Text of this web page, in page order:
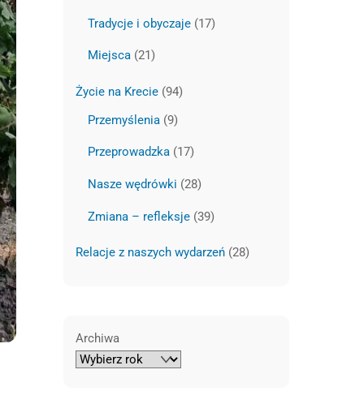
Tradycje i obyczaje(17)
Miejsca(21)
Życie na Krecie(94)
Przemyślenia(9)
Przeprowadzka(17)
Nasze wędrówki (28)
Zmiana – refleksje(39)
Relacje z naszych wydarzeń(28)
Archiwa